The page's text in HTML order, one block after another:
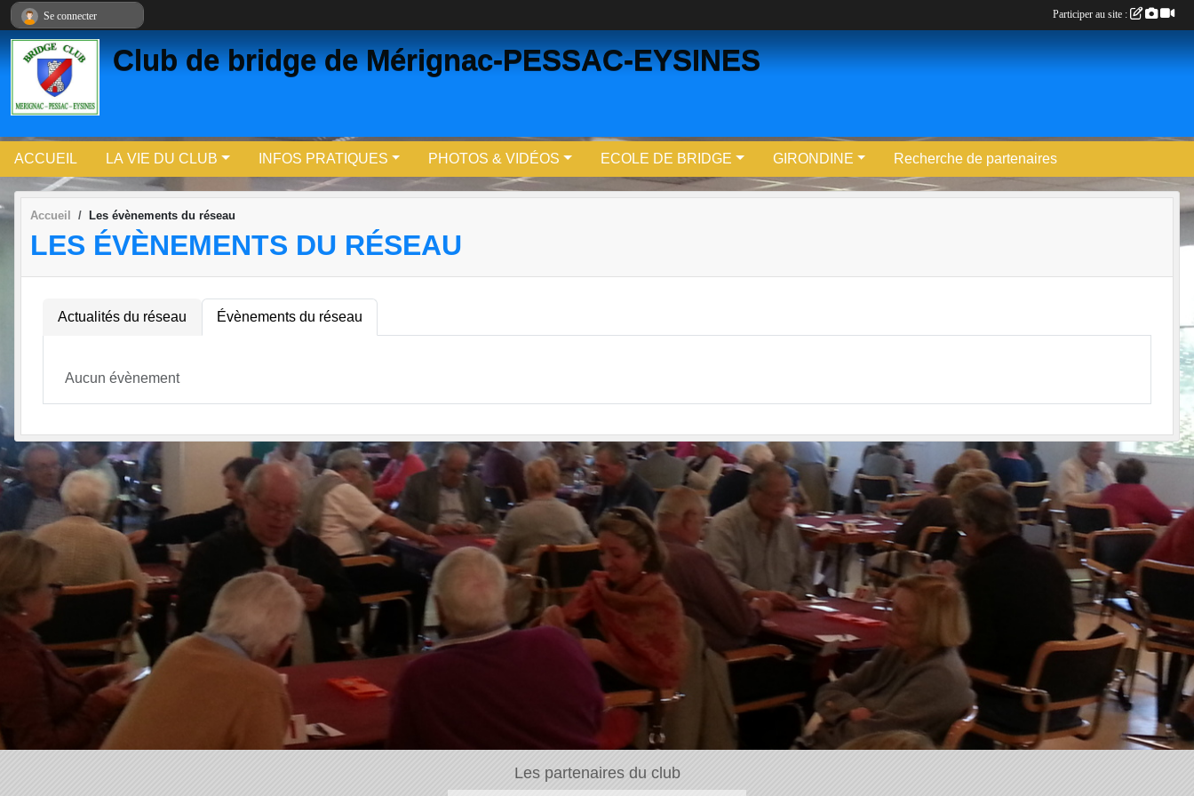
Club de bridge de Mérignac-PESSAC-EYSINES
ACCUEIL LA VIE DU CLUB INFOS PRATIQUES PHOTOS & VIDÉOS ECOLE DE BRIDGE GIRONDINE Recherche de partenaires
Accueil Les évènements du réseau
LES ÉVÈNEMENTS DU RÉSEAU
Actualités du réseau Évènements du réseau
Aucun évènement
Les partenaires du club
Se connecter Participer au site :
Panneau de gestion des cookies